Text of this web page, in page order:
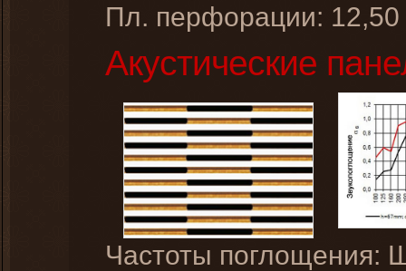
Пл. перфорации: 12,50
Акустические
Частоты поглощения: